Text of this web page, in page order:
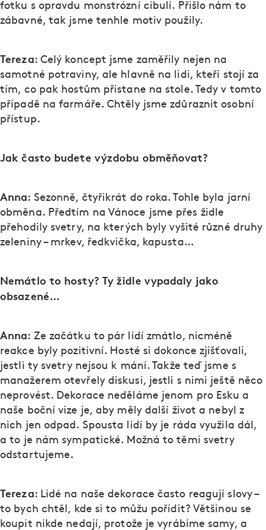
fotku s opravdu monstrózní cibulí. Přišlo nám to
zábavné, tak jsme tenhle motiv použily.
Tereza: Celý koncept jsme zaměřily nejen na
samotné potraviny, ale hlavně na lidi, kteří stojí za
tím, co pak hostům přistane na stole. Tedy v tomto
případě na farmáře. Chtěly jsme zdůraznit osobní
přístup.
Jak často budete výzdobu obměňovat?
Anna: Sezonně, čtyřikrát do roka. Tohle byla jarní
obměna. Předtím na Vánoce jsme přes židle
přehodily svetry, na kterých byly vyšité různé druhy
zeleniny – mrkev, ředkvička, kapusta…
Nemátlo to hosty? Ty židle vypadaly jako
obsazené…
Anna: Ze začátku to pár lidí zmátlo, nicméně
reakce byly pozitivní. Hosté si dokonce zjišťovali,
jestli ty svetry nejsou k mání. Takže teď jsme s
manažerem otevřely diskusi, jestli s nimi ještě něco
neprovést. Dekorace neděláme jenom pro Esku a
naše boční vize je, aby měly další život a nebyl z
nich jen odpad. Spousta lidí by je ráda využila dál,
a to je nám sympatické. Možná to těmi svetry
odstartujeme.
Tereza: Lidé na naše dekorace často reagují slovy –
to bych chtěl, kde si to můžu pořídit? Většinou se
koupit nikde nedají, protože je vyrábíme samy, a